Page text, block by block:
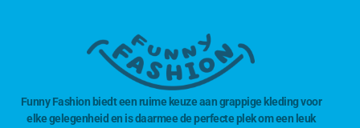
Funny Fashion biedt een ruime keuze aan grappige kleding voor
elke gelegenheid en is daarmee de perfecte plek om een leuk